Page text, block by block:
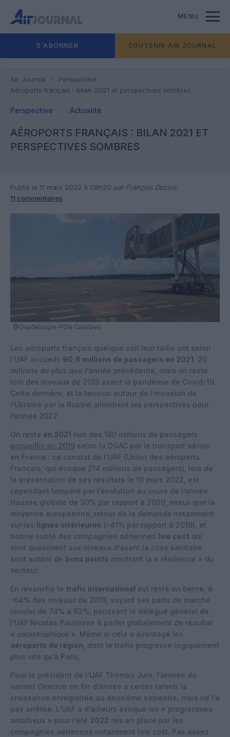
MENU
S'ABONNER SOUTENIR AIR JOURNAL
Air Journal
Perspective
Aéroports français : bilan 2021 et perspectives sombres
Perspective Actualité
AÉROPORTS FRANÇAIS : BILAN 2021 ET
PERSPECTIVES SOMBRES
Publié le 11 mars 2022 à 08h30 par François Duclos
11 commentaires
@Guadeloupe-Pôle Caraïbes
Les aéroports français quelque soit leur taille ont selon
l’UAF accueilli 90,6 millions de passagers en 2021 , 20
millions de plus que l’année précédente, mais on reste
loin des niveaux de 2019 avant la pandémie de Covid-19.
Cette dernière, et la tension autour de l’invasion de
l’Ukraine par la Russie, plombent les perspectives pour
l’année 2022.
On reste en 2021 loin des 180 millions de passagers
accueillis en 2019 selon la DGAC par le transport aérien
en France : ce constat de l’UAF (Union des aéroports
Français, qui évoque 214 millions de passagers), lors de
la présentation de ses résultats le 10 mars 2022, est
cependant tempéré par l’évolution au cours de l’année.
Hausse globale de 30% par rapport à 2020, mieux que la
moyenne européenne, retour de la demande notamment
sur les lignes intérieures (-41% par rapport à 2019), et
bonne santé des compagnies aériennes low cost qui
sont quasiment aux niveaux d’avant la crise sanitaire
sont autant de bons points montrant la « résilience » du
secteur.
En revanche le trafic international est resté en berne, à
-64% des niveaux de 2019, voyant ses parts de marché
reculer de 74% à 63%, poussant le délégué général de
l’UAF Nicolas Paulissen à parler globalement de résultat
« catastrophique ». Même si cela a avantagé les
aéroports de région , dont le trafic progresse logiquement
plus vite qu’à Paris.
Pour le président de l’UAF Thomas Juin, l’arrivée du
variant Omicron en fin d’année a certes ralenti la
croissance enregistrée au deuxième semestre, mais ne l’a
pas arrêtée. L’UAF a d’ailleurs évoqué les « programmes
ambitieux » pour l’été 2022 mis en place par les
compagnies aériennes notamment low cost. Pas assez